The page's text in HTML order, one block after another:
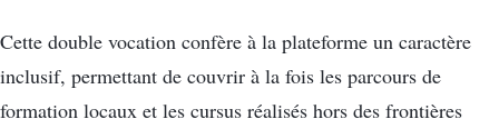
Cette double vocation confère à la plateforme un caractère
inclusif, permettant de couvrir à la fois les parcours de
formation locaux et les cursus réalisés hors des frontières